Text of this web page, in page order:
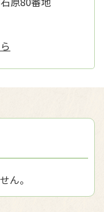
ん。